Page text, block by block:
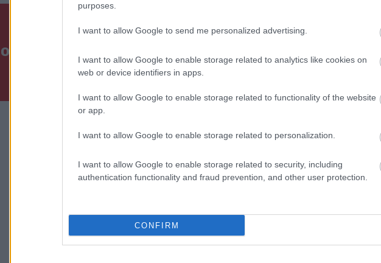
purposes.
I want to allow Google to send me personalized advertising.
I want to allow Google to enable storage related to analytics like cookies on
web or device identifiers in apps.
I want to allow Google to enable storage related to functionality of the website
or app.
I want to allow Google to enable storage related to personalization.
I want to allow Google to enable storage related to security, including
authentication functionality and fraud prevention, and other user protection.
CONFIRM
našeho newsletteru